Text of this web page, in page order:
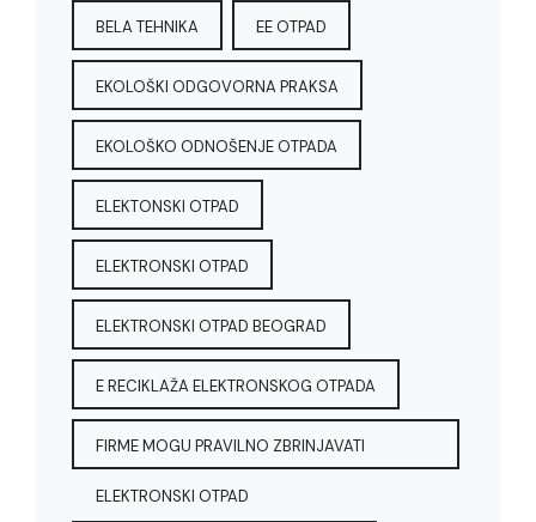
BELA TEHNIKA EE OTPAD
EKOLOŠKI ODGOVORNA PRAKSA
EKOLOŠKO ODNOŠENJE OTPADA
ELEKTONSKI OTPAD
ELEKTRONSKI OTPAD
ELEKTRONSKI OTPAD BEOGRAD
E RECIKLAŽA ELEKTRONSKOG OTPADA
FIRME MOGU PRAVILNO ZBRINJAVATI
ELEKTRONSKI OTPAD